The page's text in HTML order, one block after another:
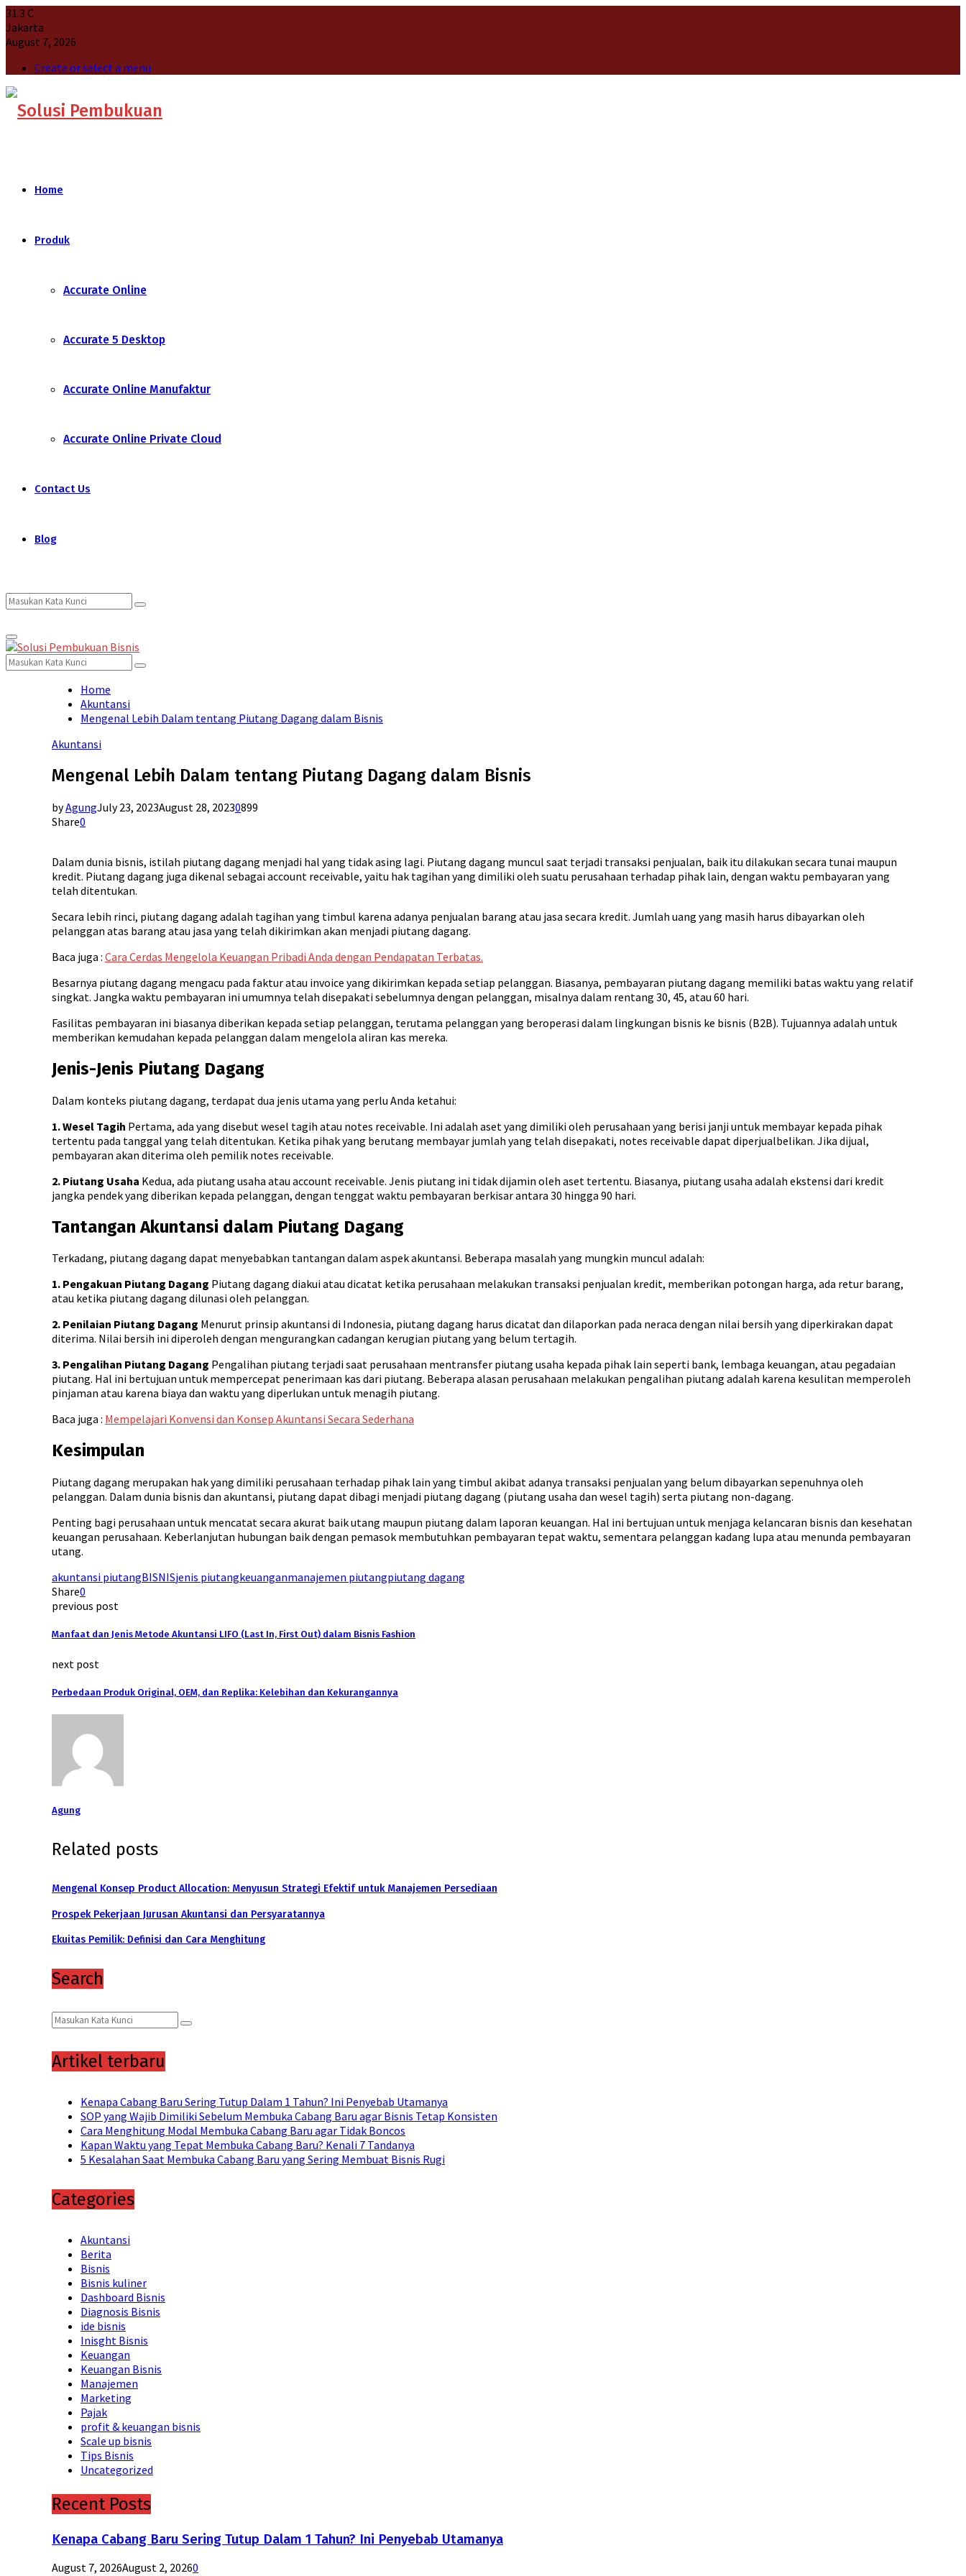
31.3 C
Jakarta
August 7, 2026
Create or select a menu
Home
Produk
Accurate Online
Accurate 5 Desktop
Accurate Online Manufaktur
Accurate Online Private Cloud
Contact Us
Blog
Search
for:
Search
Primary
Menu
Search
for:
Search
Home
Akuntansi
Mengenal Lebih Dalam tentang Piutang Dagang dalam Bisnis
Akuntansi
Mengenal Lebih Dalam tentang Piutang Dagang dalam Bisnis
byAgungJuly 23, 2023August 28, 20230899
Share0
Dalam dunia bisnis, istilah piutang dagang menjadi hal yang tidak asing lagi. Piutang dagang muncul saat terjadi transaksi penjualan, baik itu dilakukan secara tunai maupun
kredit. Piutang dagang juga dikenal sebagai account receivable, yaitu hak tagihan yang dimiliki oleh suatu perusahaan terhadap pihak lain, dengan waktu pembayaran yang
telah ditentukan.
Secara lebih rinci, piutang dagang adalah tagihan yang timbul karena adanya penjualan barang atau jasa secara kredit. Jumlah uang yang masih harus dibayarkan oleh
pelanggan atas barang atau jasa yang telah dikirimkan akan menjadi piutang dagang.
Baca juga : Cara Cerdas Mengelola Keuangan Pribadi Anda dengan Pendapatan Terbatas.
Besarnya piutang dagang mengacu pada faktur atau invoice yang dikirimkan kepada setiap pelanggan. Biasanya, pembayaran piutang dagang memiliki batas waktu yang relatif
singkat. Jangka waktu pembayaran ini umumnya telah disepakati sebelumnya dengan pelanggan, misalnya dalam rentang 30, 45, atau 60 hari.
Fasilitas pembayaran ini biasanya diberikan kepada setiap pelanggan, terutama pelanggan yang beroperasi dalam lingkungan bisnis ke bisnis (B2B). Tujuannya adalah untuk
memberikan kemudahan kepada pelanggan dalam mengelola aliran kas mereka.
Jenis-Jenis Piutang Dagang
Dalam konteks piutang dagang, terdapat dua jenis utama yang perlu Anda ketahui:
1. Wesel Tagih Pertama, ada yang disebut wesel tagih atau notes receivable. Ini adalah aset yang dimiliki oleh perusahaan yang berisi janji untuk membayar kepada pihak
tertentu pada tanggal yang telah ditentukan. Ketika pihak yang berutang membayar jumlah yang telah disepakati, notes receivable dapat diperjualbelikan. Jika dijual,
pembayaran akan diterima oleh pemilik notes receivable.
2. Piutang Usaha Kedua, ada piutang usaha atau account receivable. Jenis piutang ini tidak dijamin oleh aset tertentu. Biasanya, piutang usaha adalah ekstensi dari kredit
jangka pendek yang diberikan kepada pelanggan, dengan tenggat waktu pembayaran berkisar antara 30 hingga 90 hari.
Tantangan Akuntansi dalam Piutang Dagang
Terkadang, piutang dagang dapat menyebabkan tantangan dalam aspek akuntansi. Beberapa masalah yang mungkin muncul adalah:
1. Pengakuan Piutang Dagang Piutang dagang diakui atau dicatat ketika perusahaan melakukan transaksi penjualan kredit, memberikan potongan harga, ada retur barang,
atau ketika piutang dagang dilunasi oleh pelanggan.
2. Penilaian Piutang Dagang Menurut prinsip akuntansi di Indonesia, piutang dagang harus dicatat dan dilaporkan pada neraca dengan nilai bersih yang diperkirakan dapat
diterima. Nilai bersih ini diperoleh dengan mengurangkan cadangan kerugian piutang yang belum tertagih.
3. Pengalihan Piutang Dagang Pengalihan piutang terjadi saat perusahaan mentransfer piutang usaha kepada pihak lain seperti bank, lembaga keuangan, atau pegadaian
piutang. Hal ini bertujuan untuk mempercepat penerimaan kas dari piutang. Beberapa alasan perusahaan melakukan pengalihan piutang adalah karena kesulitan memperoleh
pinjaman atau karena biaya dan waktu yang diperlukan untuk menagih piutang.
Baca juga : Mempelajari Konvensi dan Konsep Akuntansi Secara Sederhana
Kesimpulan
Piutang dagang merupakan hak yang dimiliki perusahaan terhadap pihak lain yang timbul akibat adanya transaksi penjualan yang belum dibayarkan sepenuhnya oleh
pelanggan. Dalam dunia bisnis dan akuntansi, piutang dapat dibagi menjadi piutang dagang (piutang usaha dan wesel tagih) serta piutang non-dagang.
Penting bagi perusahaan untuk mencatat secara akurat baik utang maupun piutang dalam laporan keuangan. Hal ini bertujuan untuk menjaga kelancaran bisnis dan kesehatan
keuangan perusahaan. Keberlanjutan hubungan baik dengan pemasok membutuhkan pembayaran tepat waktu, sementara pelanggan kadang lupa atau menunda pembayaran
utang.
akuntansi piutangBISNISjenis piutangkeuanganmanajemen piutangpiutang dagang
Share0
previous post
Manfaat dan Jenis Metode Akuntansi LIFO (Last In, First Out) dalam Bisnis Fashion
next post
Perbedaan Produk Original, OEM, dan Replika: Kelebihan dan Kekurangannya
Agung
Related posts
Mengenal Konsep Product Allocation: Menyusun Strategi Efektif untuk Manajemen Persediaan
Prospek Pekerjaan Jurusan Akuntansi dan Persyaratannya
Ekuitas Pemilik: Definisi dan Cara Menghitung
Search
Search
for:
Search
Artikel terbaru
Kenapa Cabang Baru Sering Tutup Dalam 1 Tahun? Ini Penyebab Utamanya
SOP yang Wajib Dimiliki Sebelum Membuka Cabang Baru agar Bisnis Tetap Konsisten
Cara Menghitung Modal Membuka Cabang Baru agar Tidak Boncos
Kapan Waktu yang Tepat Membuka Cabang Baru? Kenali 7 Tandanya
5 Kesalahan Saat Membuka Cabang Baru yang Sering Membuat Bisnis Rugi
Categories
Akuntansi
Berita
Bisnis
Bisnis kuliner
Dashboard Bisnis
Diagnosis Bisnis
ide bisnis
Inisght Bisnis
Keuangan
Keuangan Bisnis
Manajemen
Marketing
Pajak
profit & keuangan bisnis
Scale up bisnis
Tips Bisnis
Uncategorized
Recent Posts
Kenapa Cabang Baru Sering Tutup Dalam 1 Tahun? Ini Penyebab Utamanya
August 7, 2026August 2, 20260